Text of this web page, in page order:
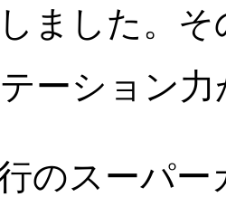
ました。
ーション
のスーパ